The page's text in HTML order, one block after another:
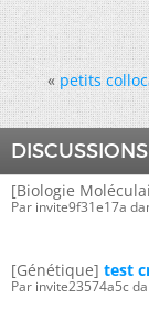
« petits
[Biologie
Par invite9f31e17a
[Génétique] test
Par invite23574a5c